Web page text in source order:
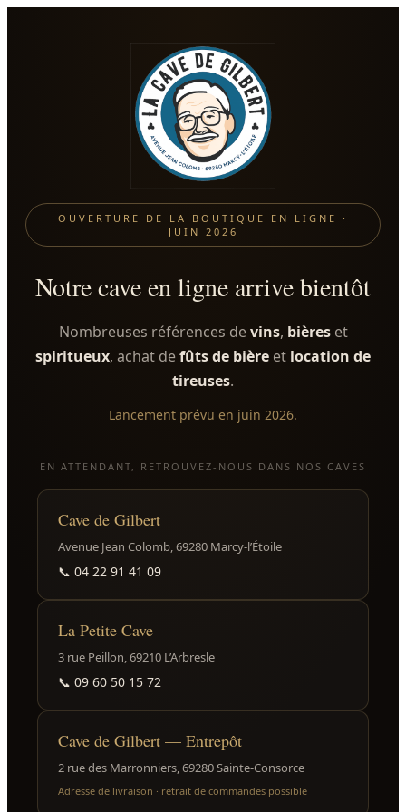
OUVERTURE DE LA BOUTIQUE EN LIGNE ·
JUIN 2026
Notre cave en ligne arrive bientôt
Nombreuses références devins, bièreset
spiritueux, achat defûts de bière et location de
tireuses.
Lancement prévu en juin 2026.
EN ATTENDANT, RETROUVEZ-NOUS DANS NOS CAVES
Cave de Gilbert
Avenue Jean Colomb, 69280 Marcy-l’Étoile
📞 04 22 91 41 09
La Petite Cave
3 rue Peillon, 69210 L’Arbresle
📞 09 60 50 15 72
Cave de Gilbert — Entrepôt
2 rue des Marronniers, 69280 Sainte-Consorce
Adresse de livraison · retrait de commandes possible